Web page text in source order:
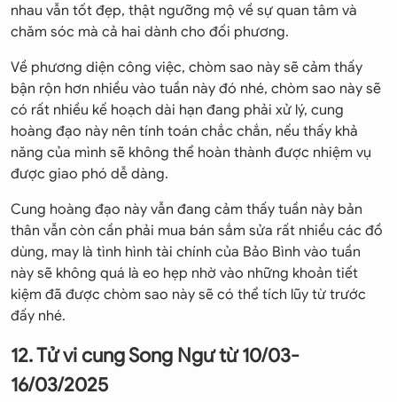
nhau vẫn tốt đẹp, thật ngưỡng mộ về sự quan tâm và
chăm sóc mà cả hai dành cho đối phương.
Về phương diện công việc, chòm sao này sẽ cảm thấy
bận rộn hơn nhiều vào tuần này đó nhé, chòm sao này sẽ
có rất nhiều kế hoạch dài hạn đang phải xử lý, cung
hoàng đạo này nên tính toán chắc chắn, nếu thấy khả
năng của mình sẽ không thể hoàn thành được nhiệm vụ
được giao phó dễ dàng.
Cung hoàng đạo này vẫn đang cảm thấy tuần này bản
thân vẫn còn cần phải mua bán sắm sửa rất nhiều các đồ
dùng, may là tình hình tài chính của Bảo Bình vào tuần
này sẽ không quá là eo hẹp nhờ vào những khoản tiết
kiệm đã được chòm sao này sẽ có thể tích lũy từ trước
đấy nhé.
12. Tử vi cung Song Ngư từ 10/03-
16/03/2025